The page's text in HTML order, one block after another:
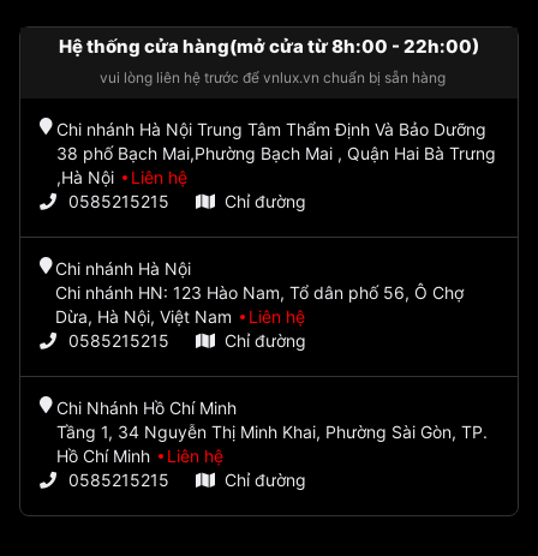
Hệ thống cửa hàng(mở cửa từ 8h:00 - 22h:00)
vui lòng liên hệ trước để vnlux.vn chuẩn bị sẵn hàng
Chi nhánh Hà Nội Trung Tâm Thẩm Định Và Bảo Dưỡng
38 phố Bạch Mai,Phường Bạch Mai , Quận Hai Bà Trưng
,Hà Nội
Liên hệ
0585215215
Chỉ đường
Chi nhánh Hà Nội
Chi nhánh HN: 123 Hào Nam, Tổ dân phố 56, Ô Chợ
Dừa, Hà Nội, Việt Nam
Liên hệ
0585215215
Chỉ đường
Chi Nhánh Hồ Chí Minh
Tầng 1, 34 Nguyễn Thị Minh Khai, Phường Sài Gòn, TP.
Hồ Chí Minh
Liên hệ
0585215215
Chỉ đường